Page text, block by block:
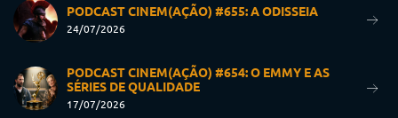
PODCAST CINEM(AÇÃO) #655: A ODISSEIA
24/07/2026
PODCAST CINEM(AÇÃO) #654: O EMMY E AS
SÉRIES DE QUALIDADE
17/07/2026